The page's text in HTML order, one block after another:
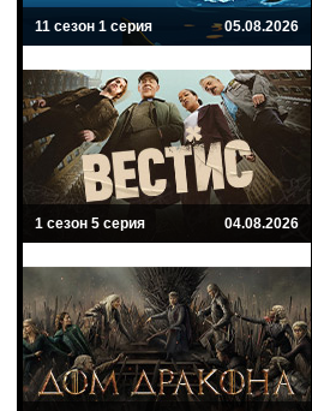
11 сезон 1 серия 05.08.2026
1 сезон 5 серия 04.08.2026